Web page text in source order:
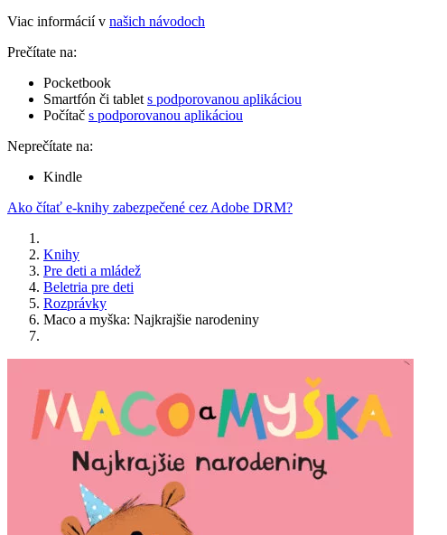
Viac informácií v našich návodoch
Prečítate na:
Pocketbook
Smartfón či tablet s podporovanou aplikáciou
Počítač s podporovanou aplikáciou
Neprečítate na:
Kindle
Ako čítať e-knihy zabezpečené cez Adobe DRM?
Knihy
Pre deti a mládež
Beletria pre deti
Rozprávky
Maco a myška: Najkrajšie narodeniny